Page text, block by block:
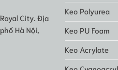
City. Địa
Hà Nội,
Keo Polyurea
Keo PU Foam
Keo Acrylate